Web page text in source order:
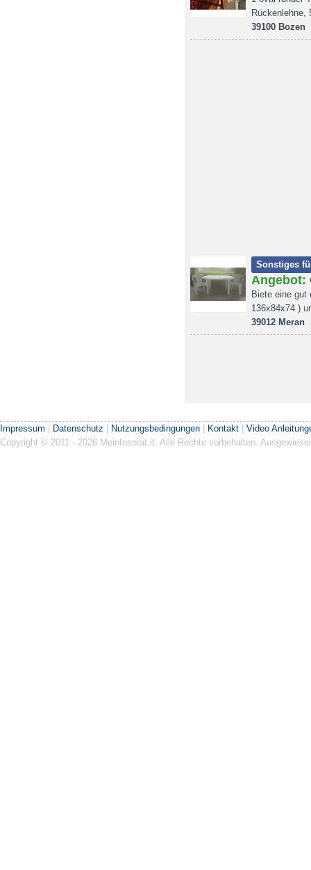
Rückenlehne,
39100 Bozen
Sonstiges
Angebot:
Biete eine gut
136x84x74 )
39012 Meran
Impressum | Datenschutz | Nutzungsbedingungen | Kontakt | Video
Copyright © 2011 - 2026 MeinInserat.it. Alle Rechte vorbehalten.